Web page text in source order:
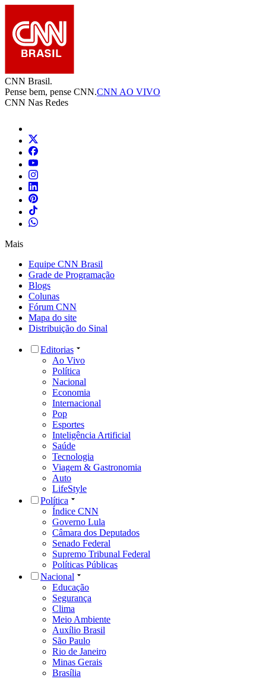
CNN Brasil.
Pense bem, pense CNN.CNN AO VIVO
CNN Nas Redes
Mais
Equipe CNN Brasil
Grade de Programação
Blogs
Colunas
Fórum CNN
Mapa do site
Distribuição do Sinal
Editorias
Ao Vivo
Política
Nacional
Economia
Internacional
Pop
Esportes
Inteligência Artificial
Saúde
Tecnologia
Viagem & Gastronomia
Auto
LifeStyle
Política
Índice CNN
Governo Lula
Câmara dos Deputados
Senado Federal
Supremo Tribunal Federal
Políticas Públicas
Nacional
Educação
Segurança
Clima
Meio Ambiente
Auxílio Brasil
São Paulo
Rio de Janeiro
Minas Gerais
Brasília